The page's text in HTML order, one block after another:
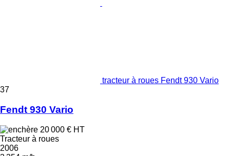
tracteur à roues Fendt 930 Vario
37
Fendt 930 Vario
20 000 € HT
Tracteur à roues
2006